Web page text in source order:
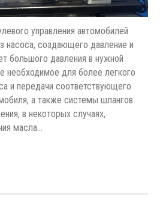
управления автомобилей
насоса, создающего давление и
большого давления в нужной
необходимое для более легкого
и передачи соответствующего
а также системы шлангов
в некоторых случаях,
масла…